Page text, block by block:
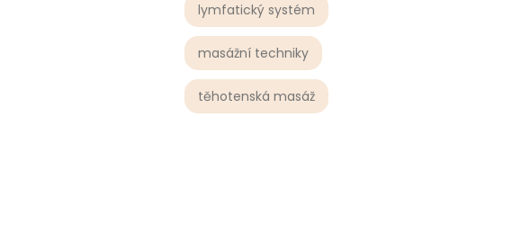
lymfatický systém
masážní techniky
těhotenská masáž